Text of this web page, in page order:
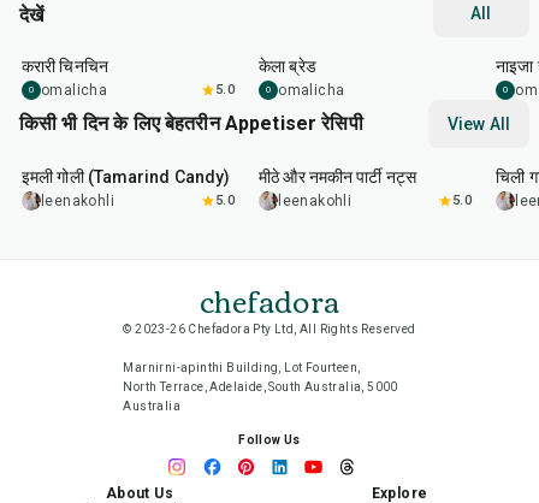
देखें
All
50
करारी चिनचिन
O omalicha 5.0
केला ब्रेड
O omalicha O
किसी भी दिन के लिए बेहतरीन Appetiser रेसिपी View All
1 min
इमली गोली (Tamarind Candy)
leenakohli 5.0
मीठे और नमकीन पार्टी नट्स
leenakohli 5.0
चिली
chefadora
© 2023-26 Chefadora Pty Ltd, All Rights Reserved
Marnirni-apinthi Building, Lot Fourteen,
North Terrace, Adelaide, South Australia, 5000
Australia
Follow Us
About Us
Explore